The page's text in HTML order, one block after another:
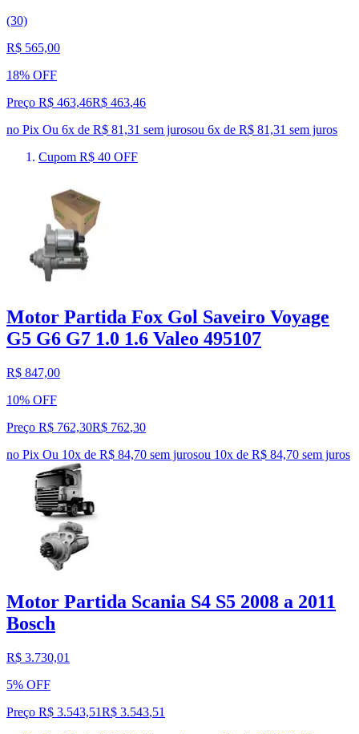
(30)
R$ 565,00
18% OFF
Preço R$ 463,46R$ 463,46
no Pix Ou 6x de R$ 81,31 sem jurosou 6x de R$ 81,31 sem juros
Cupom R$ 40 OFF
Motor Partida Fox Gol Saveiro Voyage
G5 G6 G7 1.0 1.6 Valeo 495107
R$ 847,00
10% OFF
Preço R$ 762,30R$ 762,30
no Pix Ou 10x de R$ 84,70 sem jurosou 10x de R$ 84,70 sem juros
Motor Partida Scania S4 S5 2008 a 2011
Bosch
R$ 3.730,01
5% OFF
Preço R$ 3.543,51R$ 3.543,51